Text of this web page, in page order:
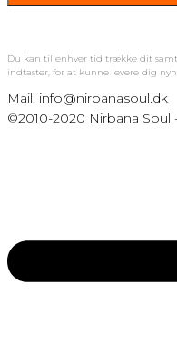
Du kan til enhver tid trække dit
indtaster, for at kunne levere dig
Mail: info@nirbanasoul.dk
©2010-2020 Nirbana Soul